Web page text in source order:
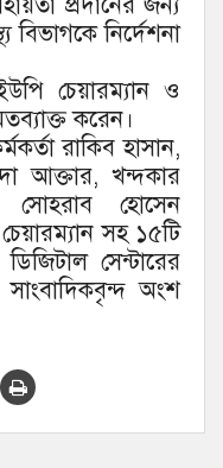
বিভাগকে নির্দেশনা
চেয়ারম্যান ও
করেন।
রাকিব হাসান,
আক্তার, খন্দকার
সোহরাব হোসেন
সহ ১৫টি
সেন্টারের
সাংবাদিকবৃন্দ অংশ